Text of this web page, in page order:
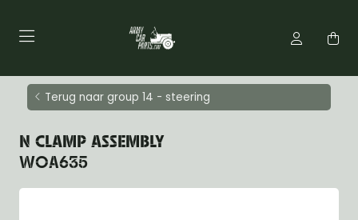
Terug naar group 14 - steering
N CLAMP ASSEMBLY
WOA635